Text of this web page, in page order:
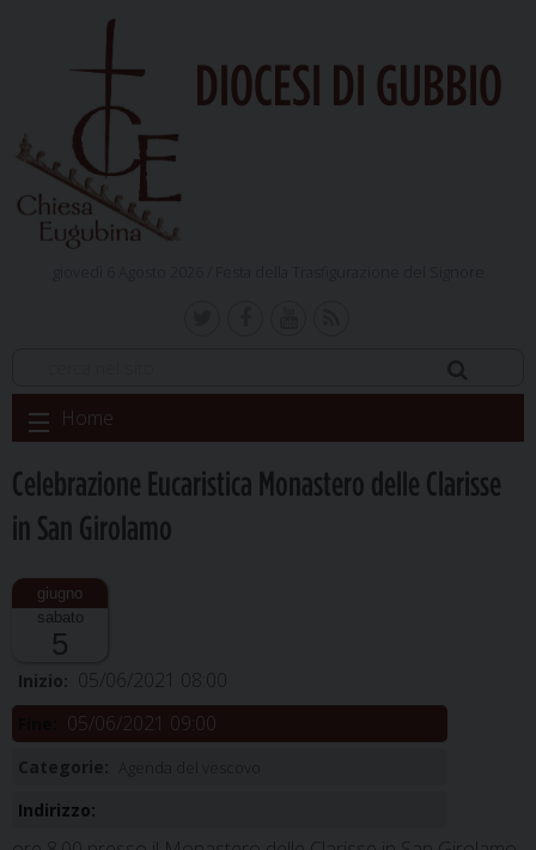
DIOCESI DI GUBBIO
Skip
to
Home
Celebrazione Eucaristica Monastero delle Clarisse
in San Girolamo
sabato
5
Inizio: 05/06/2021 08:00
05/06/2021 09:00
Categorie:
Indirizzo: